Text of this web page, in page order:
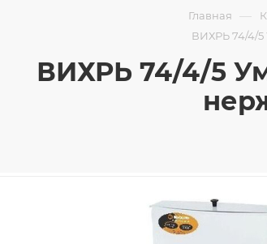
Главная —
ВИХРЬ 74/4/
ВИХРЬ 74/4/5